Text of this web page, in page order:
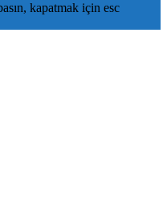
kapatmak için esc